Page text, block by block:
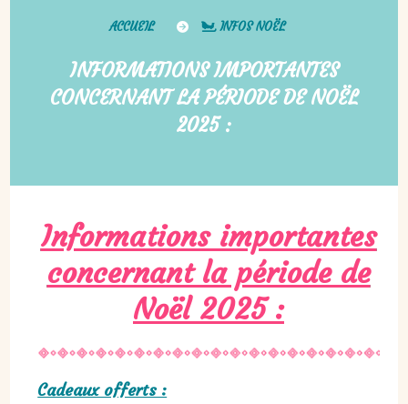
ACCUEIL INFOS NOËL
INFORMATIONS IMPORTANTES
CONCERNANT LA PÉRIODE DE NOËL
2025 :
Informations importantes
concernant la période de
Noël 2025 :
Cadeaux offerts :